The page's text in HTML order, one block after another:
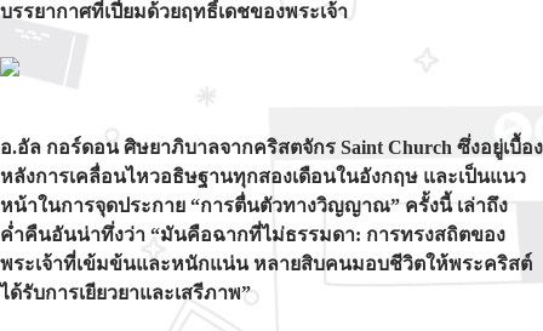
บรรยากาศที่เปี่ยมด้วยฤทธิ์เดชของพระเจ้า
อ.อัล กอร์ดอน ศิษยาภิบาลจากคริสตจักร Saint Church ซึ่งอยู่เบื้อง
หลังการเคลื่อนไหวอธิษฐานทุกสองเดือนในอังกฤษ และเป็นแนว
หน้าในการจุดประกาย “การตื่นตัวทางวิญญาณ” ครั้งนี้ เล่าถึง
ค่ำคืนอันน่าทึ่งว่า “มันคือฉากที่ไม่ธรรมดา: การทรงสถิตของ
พระเจ้าที่เข้มข้นและหนักแน่น หลายสิบคนมอบชีวิตให้พระคริสต์
ได้รับการเยียวยาและเสรีภาพ”